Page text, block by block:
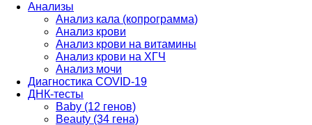
Анализы
Анализ кала (копрограмма)
Анализ крови
Анализ крови на витамины
Анализ крови на ХГЧ
Анализ мочи
Диагностика COVID-19
ДНК-тесты
Baby (12 генов)
Beauty (34 гена)